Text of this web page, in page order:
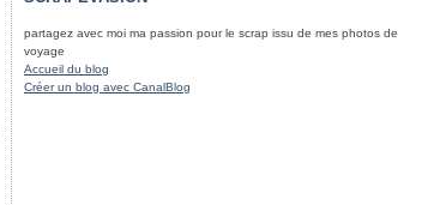
partagez avec moi ma passion pour le scrap issu de mes photos de
voyage
Accueil du blog
Créer un blog avec CanalBlog